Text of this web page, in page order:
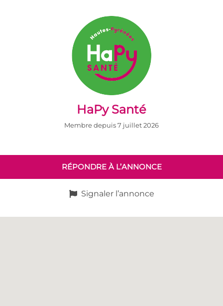
HaPy Santé
Membre depuis 7 juillet 2026
RÉPONDRE À L’ANNONCE
Signaler l’annonce